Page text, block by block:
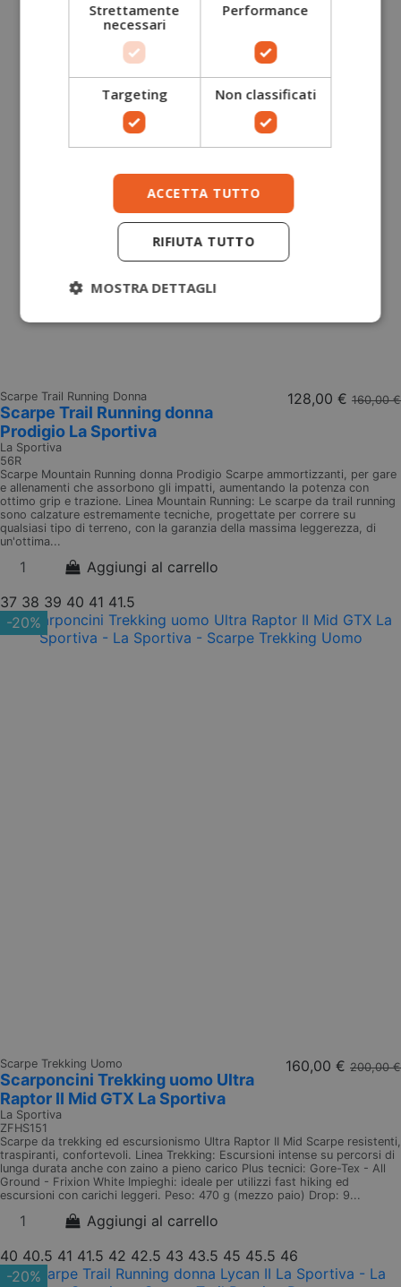
Scarpe Trail Running Donna
Scarpe Trail Running donna
Prodigio La Sportiva
La Sportiva
56R
128,00 € 160,00 €
Scarpe Mountain Running donna Prodigio Scarpe ammortizzanti, per gare
e allenamenti che assorbono gli impatti, aumentando la potenza con
ottimo grip e trazione. Linea Mountain Running: Le scarpe da trail running
sono calzature estremamente tecniche, progettate per correre su
qualsiasi tipo di terreno, con la garanzia della massima leggerezza, di
un'ottima...
Aggiungi al carrello
37 38 39 40 41 41.5
-20%
Scarpe Trekking Uomo
Scarponcini Trekking uomo Ultra
Raptor II Mid GTX La Sportiva
La Sportiva
ZFHS151
160,00 € 200,00 €
Scarpe da trekking ed escursionismo Ultra Raptor II Mid Scarpe resistenti,
traspiranti, confortevoli. Linea Trekking: Escursioni intense su percorsi di
lunga durata anche con zaino a pieno carico Plus tecnici: Gore-Tex - All
Ground - Frixion White Impieghi: ideale per utilizzi fast hiking ed
escursioni con carichi leggeri. Peso: 470 g (mezzo paio) Drop: 9...
Aggiungi al carrello
40 40.5 41 41.5 42 42.5 43 43.5 45 45.5 46
-20%
Strettamente
necessari
Performance
Targeting Non classificati
ACCETTA TUTTO
RIFIUTA TUTTO
MOSTRA DETTAGLI